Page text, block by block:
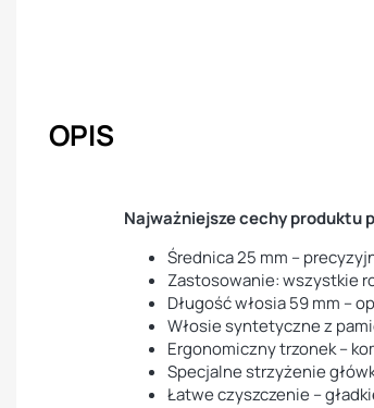
OPIS
Najważniejsze cechy produktu
Średnica 25 mm –
Zastosowanie: wszystkie
Długość włosia 59 mm –
Włosie syntetyczne z
Ergonomiczny trzonek –
Specjalne strzyżenie
Łatwe czyszczenie –